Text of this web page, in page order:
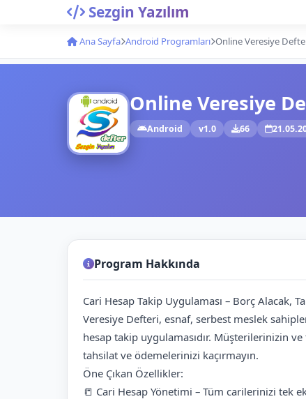
Sezgin Yazılım
Ana Sayfa Android Programları Online Veresiye
Online Veresiye
Android v1.0 66
Program Hakkında
Cari Hesap Takip Uygulaması – Borç Alacak,
Veresiye Defteri, esnaf, serbest meslek
hesap takip uygulamasıdır. Müşterilerinizin
tahsilat ve ödemelerinizi kaçırmayın.
Öne Çıkan Özellikler:
📒 Cari Hesap Yönetimi – Tüm carilerinizi tek